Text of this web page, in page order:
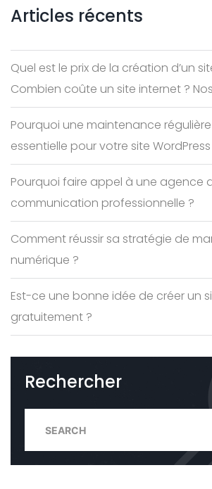
Articles récents
Quel est le prix de la création d’un
Combien coûte un site internet ?
Pourquoi une maintenance
essentielle pour votre site WordPress
Pourquoi faire appel à une agence
communication professionnelle ?
Comment réussir sa stratégie de
numérique ?
Est-ce une bonne idée de créer un
gratuitement ?
Rechercher